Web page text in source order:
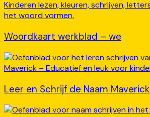
Woordkaart werkblad – we
Leer en Schrijf de Naam Maverick